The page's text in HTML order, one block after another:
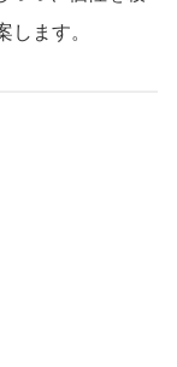
します。